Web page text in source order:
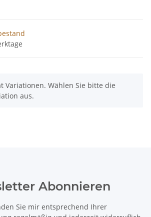
Variationen. Wählen Sie bitte die
aus.
Abonnieren
Sie mir entsprechend Ihrer